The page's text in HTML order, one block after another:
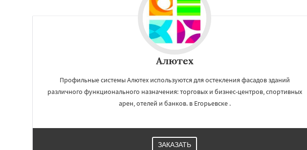
Работаем по
×
Алютех
Профильные системы Алютех используются для остекления фасадов зданий
различного функционального назначения: торговых и бизнес-центров, спортивных
арен, отелей и банков. в Егорьевске .
ЗАКАЗАТЬ